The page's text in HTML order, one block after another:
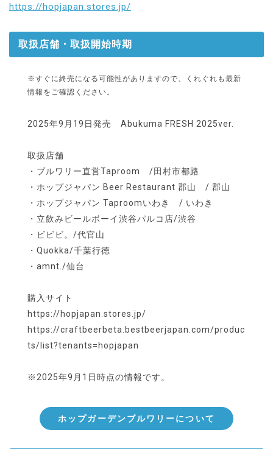
https://hopjapan.stores.jp/
取扱店舗・取扱開始時期
※すぐに終売になる可能性がありますので、くれぐれも最新
情報をご確認ください。
2025年9月19日発売 Abukuma FRESH 2025ver.
取扱店舗
・ブルワリー直営Taproom /田村市都路
・ホップジャパン Beer Restaurant 郡山 / 郡山
・ホップジャパン Taproomいわき / いわき
・立飲みビールボーイ渋谷パルコ店/渋谷
・ビビビ。/代官山
・Quokka/千葉行徳
・amnt./仙台
購入サイト
https://hopjapan.stores.jp/
https://craftbeerbeta.bestbeerjapan.com/produc
ts/list?tenants=hopjapan
※2025年9月1日時点の情報です。
ホップガーデンブルワリーについて